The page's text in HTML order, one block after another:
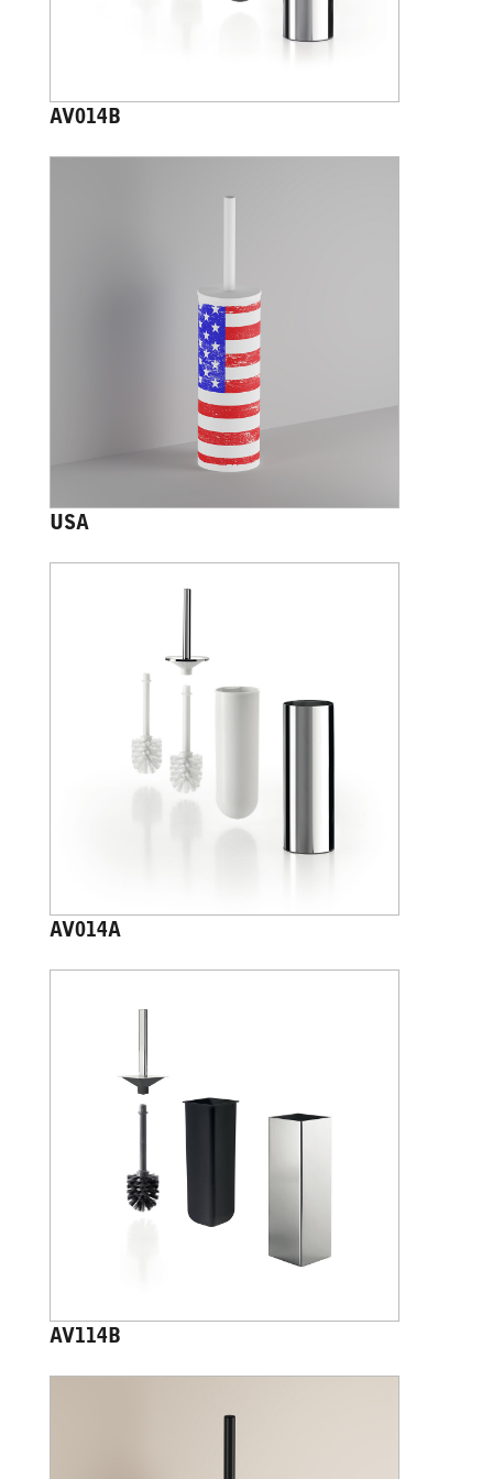
AV014B
USA
AV014A
AV114B